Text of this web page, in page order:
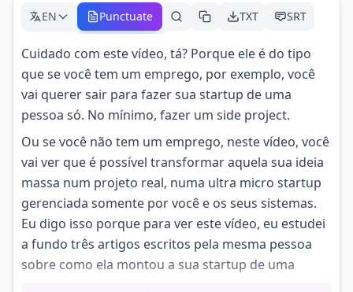
EN Punctuate TXT SRT
Cuidado com este vídeo, tá? Porque ele é do tipo
que se você tem um emprego, por exemplo, você
vai querer sair para fazer sua startup de uma
pessoa só. No mínimo, fazer um side project.
Ou se você não tem um emprego, neste vídeo, você
vai ver que é possível transformar aquela sua ideia
massa num projeto real, numa ultra micro startup
gerenciada somente por você e os seus sistemas.
Eu digo isso porque para ver este vídeo, eu estudei
a fundo três artigos escritos pela mesma pessoa
sobre como ela montou a sua startup de uma